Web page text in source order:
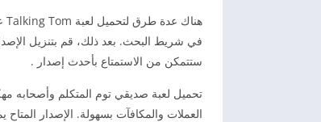
في شريط البحث. بعد ذلك، قم بتنزيل
ستتمكن من الاستمتاع بأحدث إصدار .
العملات والمكافآت بسهولة. الإصدار